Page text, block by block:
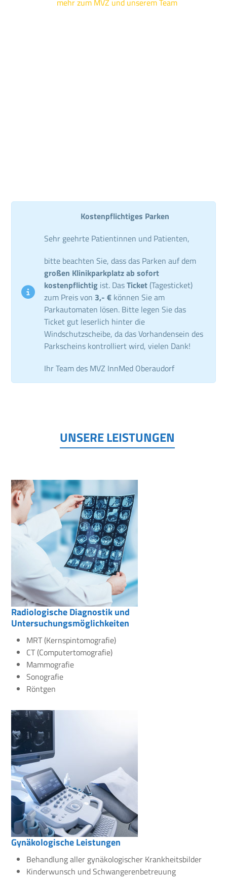
mehr zum MVZ und unserem Team
Kostenpflichtiges Parken
Sehr geehrte Patientinnen und Patienten,
bitte beachten Sie, dass das Parken auf dem
großen Klinikparkplatz ab sofort
kostenpflichtig ist. DasTicket (Tagesticket)
zum Preis von 3,- € können Sie am
Parkautomaten lösen. Bitte legen Sie das
Ticket gut leserlich hinter die
Windschutzscheibe, da das Vorhandensein des
Parkscheins kontrolliert wird, vielen Dank!
Ihr Team des MVZ InnMed Oberaudorf
UNSERE LEISTUNGEN
Radiologische Diagnostik und
Untersuchungsmöglichkeiten
MRT (Kernspintomografie)
CT (Computertomografie)
Mammografie
Sonografie
Röntgen
Gynäkologische Leistungen
Behandlung aller gynäkologischer Krankheitsbilder
Kinderwunsch und Schwangerenbetreuung